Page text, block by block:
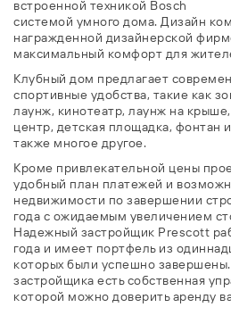
встроенной техникой Bosch
системой умного дома. Дизайн
награжденной дизайнерской
максимальный комфорт для
Клубный дом предлагает
спортивные удобства, такие как
лаунж, кинотеатр, лаунж на
центр, детская площадка, фонтан
также многое другое.
Кроме привлекательной цены
удобный план платежей и
недвижимости по завершении
года с ожидаемым увеличением
Надежный застройщик Prescott
года и имеет портфель из
которых были успешно
застройщика есть собственная
которой можно доверить аренду